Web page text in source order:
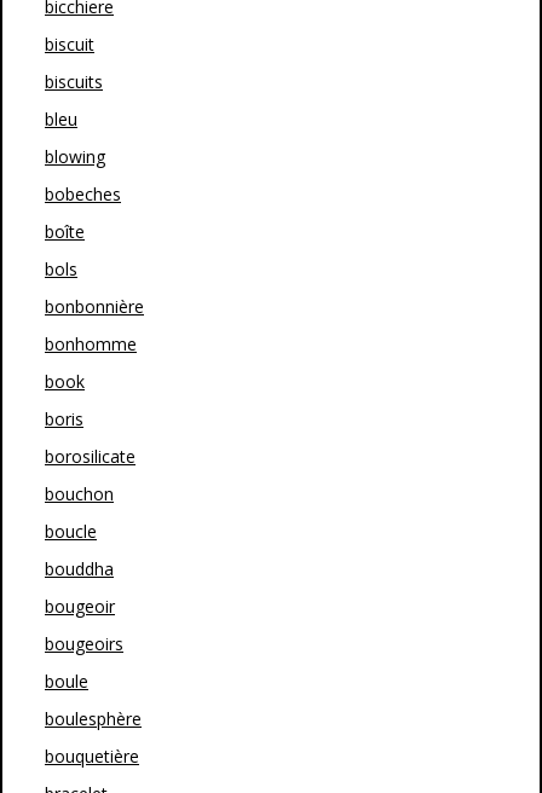
bicchiere
biscuit
biscuits
bleu
blowing
bobeches
boîte
bols
bonbonnière
bonhomme
book
boris
borosilicate
bouchon
boucle
bouddha
bougeoir
bougeoirs
boule
boulesphère
bouquetière